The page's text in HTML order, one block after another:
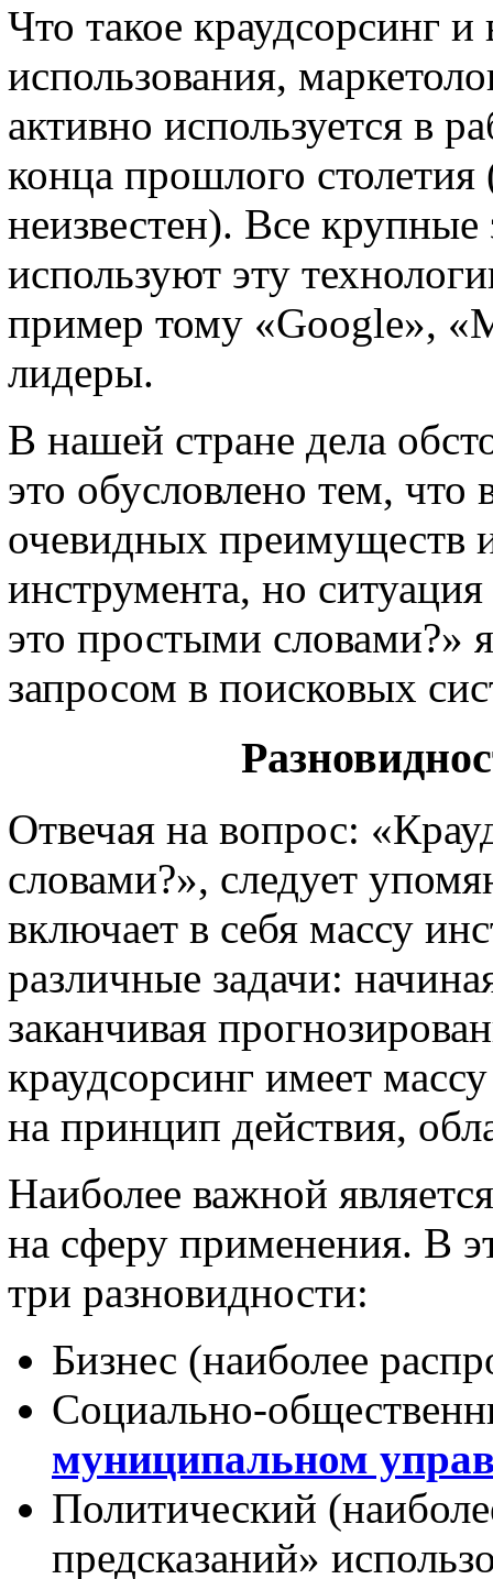
Что такое краудсорсинг
использования,
активно используется в
конца прошлого
неизвестен). Все
используют эту
пример тому «Google»,
лидеры.
В нашей стране дела
это обусловлено тем, что
очевидных преимуществ
инструмента, но
это простыми словами?»
запросом в поисковых
Отвечая на вопрос:
словами?», следует
включает в себя массу
различные задачи:
заканчивая
краудсорсинг имеет
на принцип действия,
Наиболее важной
на сферу применения. В
три разновидности:
Бизнес (наиболее
Социально-
муниципальном
Политический
предсказаний»